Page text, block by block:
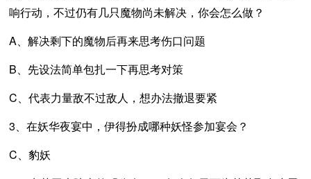
响行动，不过仍有几只魔物尚未解决，你会怎么做？
A、解决剩下的魔物后再来思考伤口问题
B、先设法简单包扎一下再思考对策
C、代表力量敌不过敌人，想办法撤退要紧
3、在妖华夜宴中，伊得扮成哪种妖怪参加宴会？
C、豹妖